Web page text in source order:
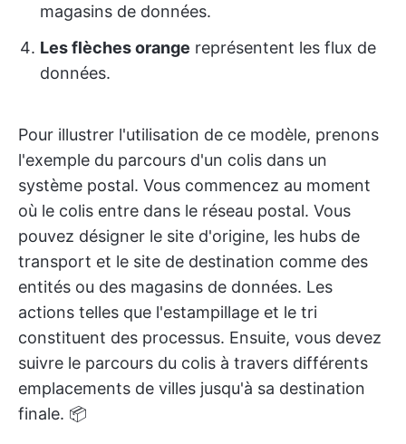
magasins de données.
Les flèches orange représentent les flux de
données.
Pour illustrer l'utilisation de ce modèle, prenons
l'exemple du parcours d'un colis dans un
système postal. Vous commencez au moment
où le colis entre dans le réseau postal. Vous
pouvez désigner le site d'origine, les hubs de
transport et le site de destination comme des
entités ou des magasins de données. Les
actions telles que l'estampillage et le tri
constituent des processus. Ensuite, vous devez
suivre le parcours du colis à travers différents
emplacements de villes jusqu'à sa destination
finale. 📦